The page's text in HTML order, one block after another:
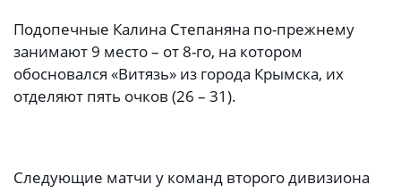
Подопечные Калина Степаняна по-прежнему
занимают 9 место – от 8-го, на котором
обосновался «Витязь» из города Крымска, их
отделяют пять очков (26 – 31).
Следующие матчи у команд второго дивизиона